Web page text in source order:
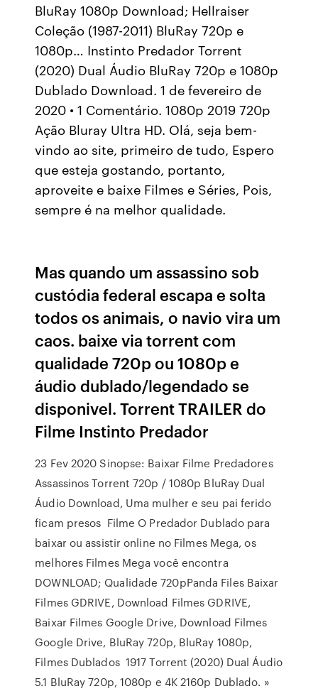
BluRay 1080p Download; Hellraiser
Coleção (1987-2011) BluRay 720p e
1080p… Instinto Predador Torrent
(2020) Dual Áudio BluRay 720p e 1080p
Dublado Download. 1 de fevereiro de
2020 • 1 Comentário. 1080p 2019 720p
Ação Bluray Ultra HD. Olá, seja bem-
vindo ao site, primeiro de tudo, Espero
que esteja gostando, portanto,
aproveite e baixe Filmes e Séries, Pois,
sempre é na melhor qualidade.
Mas quando um assassino sob
custódia federal escapa e solta
todos os animais, o navio vira um
caos. baixe via torrent com
qualidade 720p ou 1080p e
áudio dublado/legendado se
disponivel. Torrent TRAILER do
Filme Instinto Predador
23 Fev 2020 Sinopse: Baixar Filme Predadores
Assassinos Torrent 720p / 1080p BluRay Dual
Áudio Download, Uma mulher e seu pai ferido
ficam presos Filme O Predador Dublado para
baixar ou assistir online no Filmes Mega, os
melhores Filmes Mega você encontra
DOWNLOAD; Qualidade 720pPanda Files Baixar
Filmes GDRIVE, Download Filmes GDRIVE,
Baixar Filmes Google Drive, Download Filmes
Google Drive, BluRay 720p, BluRay 1080p,
Filmes Dublados 1917 Torrent (2020) Dual Áudio
5.1 BluRay 720p, 1080p e 4K 2160p Dublado. »